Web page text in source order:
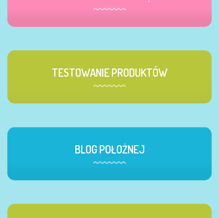
TESTOWANIE PRODUKTÓW
BLOG POŁOŻNEJ